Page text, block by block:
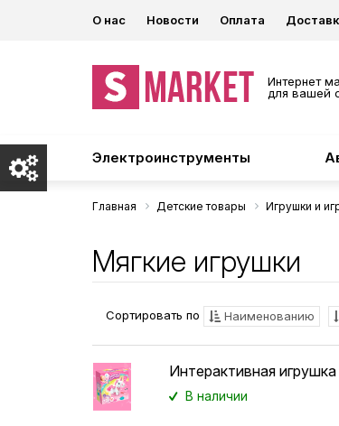
О нас Новости Оплата
Интернет
для вашей
Электроинструменты
Главная Детские товары Игрушки и
Мягкие игрушки
Сортировать по Наименованию
Интерактивная
В наличии